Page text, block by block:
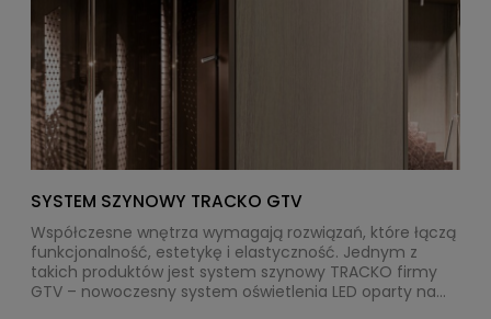
SYSTEM SZYNOWY TRACKO GTV
Współczesne wnętrza wymagają rozwiązań, które łączą
funkcjonalność, estetykę i elastyczność. Jednym z
takich produktów jest system szynowy TRACKO firmy
GTV – nowoczesny system oświetlenia LED oparty na